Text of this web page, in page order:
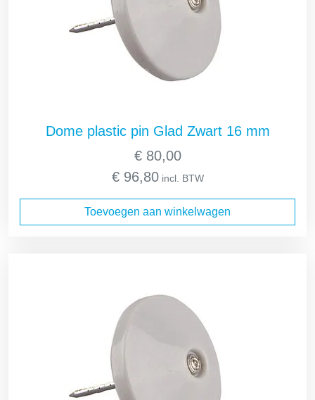
Dome plastic pin Glad Zwart 16 mm
€80,00
€96,80incl. BTW
Toevoegen aan winkelwagen